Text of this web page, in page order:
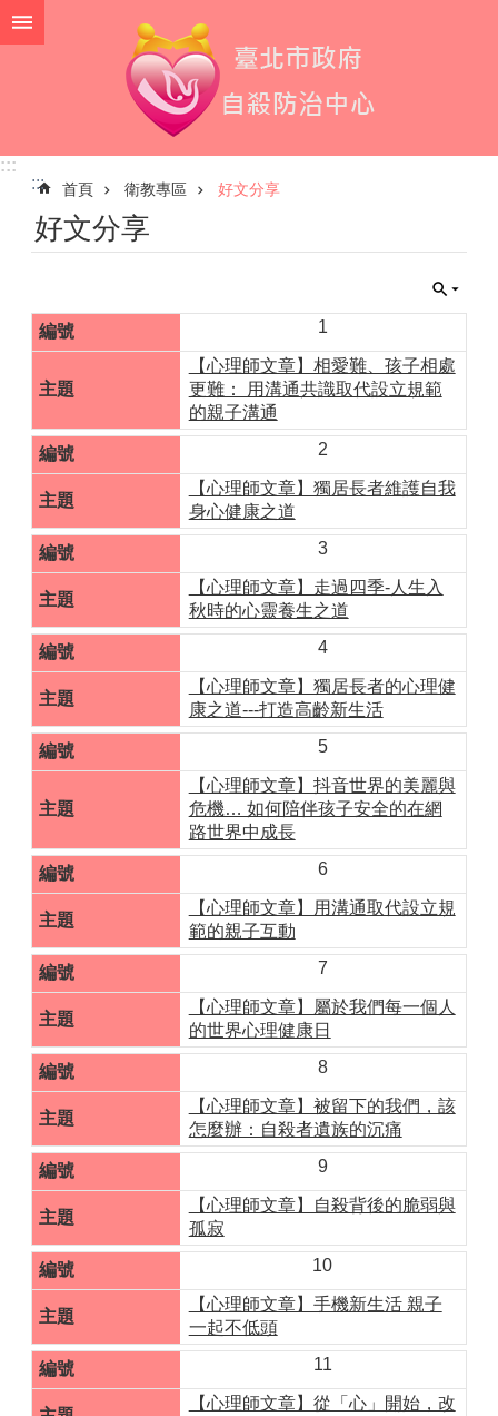
跳到主要內容區塊
:::
:::
首頁 衛教專區 好文分享
好文分享
1
【心理師文章】相愛難、孩子相處
更難： 用溝通共識取代設立規範
的親子溝通
2
【心理師文章】獨居長者維護自我
身心健康之道
3
【心理師文章】走過四季-人生入
秋時的心靈養生之道
4
【心理師文章】獨居長者的心理健
康之道---打造高齡新生活
5
【心理師文章】抖音世界的美麗與
危機… 如何陪伴孩子安全的在網
路世界中成長
6
【心理師文章】用溝通取代設立規
範的親子互動
7
【心理師文章】屬於我們每一個人
的世界心理健康日
8
【心理師文章】被留下的我們，該
怎麼辦：自殺者遺族的沉痛
9
【心理師文章】自殺背後的脆弱與
孤寂
10
【心理師文章】手機新生活 親子
一起不低頭
11
【心理師文章】從「心」開始，改